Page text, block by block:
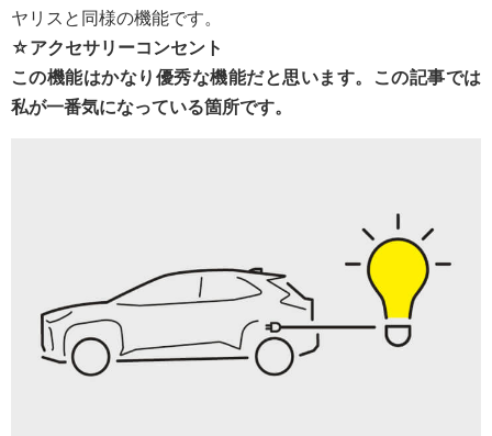
ヤリスと同様の機能です。
☆アクセサリーコンセント
この機能はかなり優秀な機能だと思います。この記事では
私が一番気になっている箇所です。